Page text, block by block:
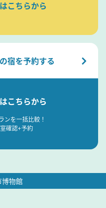
こちらから
宿を予約する
こちらから
ンを一括比較！
確認+予約
物館